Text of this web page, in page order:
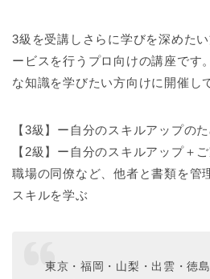
3級を受講しさらに学びを深めた
ービスを行うプロ向けの講座です
な知識を学びたい方向けに開催し
【3級】ー自分のスキルアップの
【2級】ー自分のスキルアップ＋
職場の同僚など、他者と書類を管
スキルを学ぶ
東京・福岡・山梨・出雲・徳